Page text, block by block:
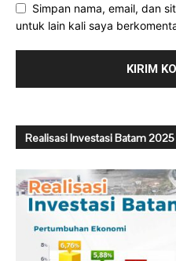
Simpan nama, email, dan
untuk lain kali saya
Realisasi Investasi Batam 2025